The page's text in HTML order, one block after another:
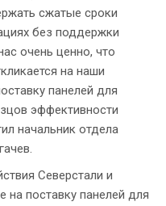
сжатые сроки
без поддержки
очень ценно, что
на наши
панелей для
эффективности
начальник отдела
Северстали и
на поставку панелей для